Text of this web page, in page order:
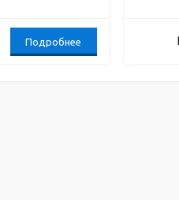
Подробнее